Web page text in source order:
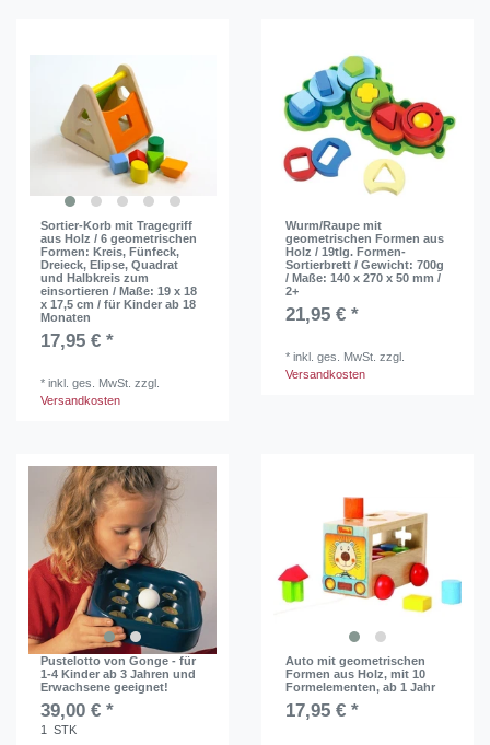
Sortier-Korb mit Tragegriff
aus Holz / 6 geometrischen
Formen: Kreis, Fünfeck,
Dreieck, Elipse, Quadrat
und Halbkreis zum
einsortieren / Maße: 19 x 18
x 17,5 cm / für Kinder ab 18
Monaten
17,95 € *
*inkl. ges. MwSt. zzgl.
Versandkosten
Wurm/Raupe mit
geometrischen Formen aus
Holz / 19tlg. Formen-
Sortierbrett / Gewicht: 700g
/ Maße: 140 x 270 x 50 mm /
2+
21,95 € *
*inkl. ges. MwSt. zzgl.
Versandkosten
Pustelotto von Gonge - für
1-4 Kinder ab 3 Jahren und
Erwachsene geeignet!
39,00 € *
1 STK
Auto mit geometrischen
Formen aus Holz, mit 10
Formelementen, ab 1 Jahr
17,95 € *